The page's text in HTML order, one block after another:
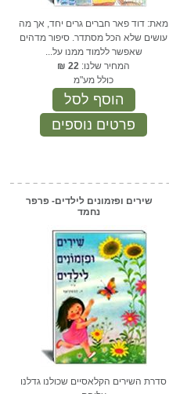
מאת: דוד פאר חברים גרים יחד, אך מה
עושים שלא הכל מסתדר. סיפור מדהים
שאפשר ללמוד ממנו על...
המחיר שלנו: 22
₪
כולל מע"מ
הוסף לסל
פרטים נוספים
שירים ופזמונים לילדים- פרפר
נחמד
סדרת השירים הקלאסיים שכולנו גדלנו